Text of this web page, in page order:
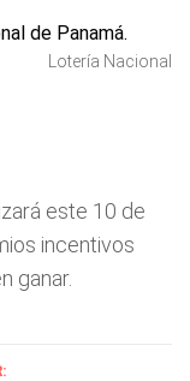
Lotería Nacional
este 10 de
incentivos
ganar.